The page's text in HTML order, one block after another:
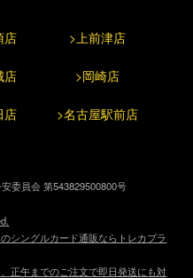
店 >上前津店
店 >岡崎店
店 >名古屋駅前店
委員会 第543829500800号
シングルカード通販ならトレカプラ
正午までのご注文で即日発送にも対